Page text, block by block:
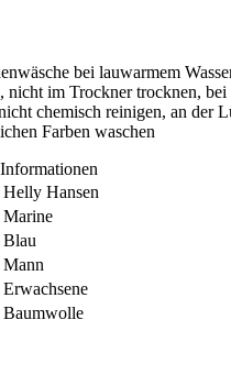
bei lauwarmem
nicht im Trockner trocknen,
chemisch reinigen, an der
Farben waschen
Helly Hansen
Marine
Blau
Mann
Erwachsene
Baumwolle